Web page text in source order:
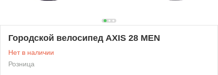
Городской велосипед AXIS 28 MEN
Нет в наличии
Розница